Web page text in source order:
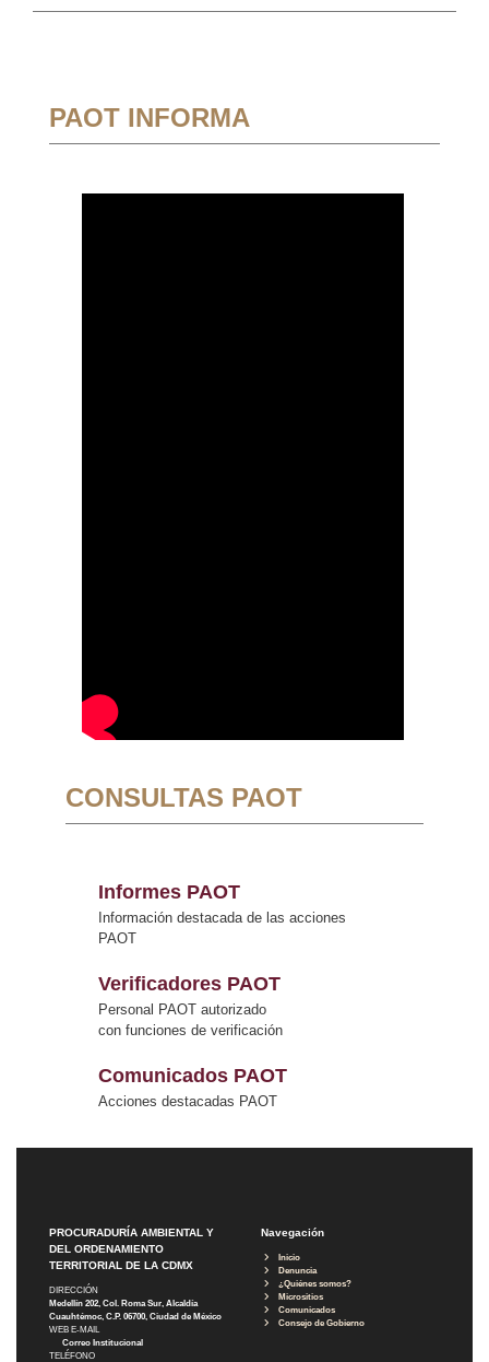
PAOT INFORMA
CONSULTAS PAOT
Informes PAOT
Información destacada de las acciones
PAOT
Verificadores PAOT
Personal PAOT autorizado
con funciones de verificación
Comunicados PAOT
Acciones destacadas PAOT
PROCURADURÍA AMBIENTAL Y
DEL ORDENAMIENTO
TERRITORIAL DE LA CDMX
DIRECCIÓN
Medellín 202, Col. Roma Sur, Alcaldía
Cuauhtémoc, C.P. 06700, Ciudad de México
WEB E-MAIL
Correo Institucional
TELÉFONO
Navegación
Inicio
Denuncia
¿Quiénes somos?
Micrositios
Comunicados
Consejo de Gobierno